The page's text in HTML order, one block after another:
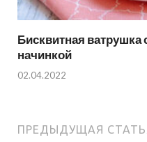
Бисквитная ватрушка
начинкой
02.04.2022
ПРЕДЫДУЩАЯ